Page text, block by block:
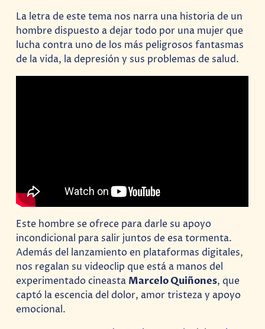
La letra de este tema nos narra una historia de un
hombre dispuesto a dejar todo por una mujer que
lucha contra uno de los más peligrosos fantasmas
de la vida, la depresión y sus problemas de salud.
Este hombre se ofrece para darle su apoyo
incondicional para salir juntos de esa tormenta.
Además del lanzamiento en plataformas digitales,
nos regalan su videoclip que está a manos del
experimentado cineasta Marcelo Quiñones, que
captó la escencia del dolor, amor tristeza y apoyo
emocional.